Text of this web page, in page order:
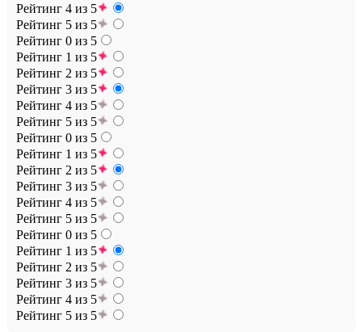
Рейтинг 4 из 5
Рейтинг 5 из 5
Рейтинг 0 из 5
Рейтинг 1 из 5
Рейтинг 2 из 5
Рейтинг 3 из 5
Рейтинг 4 из 5
Рейтинг 5 из 5
Рейтинг 0 из 5
Рейтинг 1 из 5
Рейтинг 2 из 5
Рейтинг 3 из 5
Рейтинг 4 из 5
Рейтинг 5 из 5
Рейтинг 0 из 5
Рейтинг 1 из 5
Рейтинг 2 из 5
Рейтинг 3 из 5
Рейтинг 4 из 5
Рейтинг 5 из 5